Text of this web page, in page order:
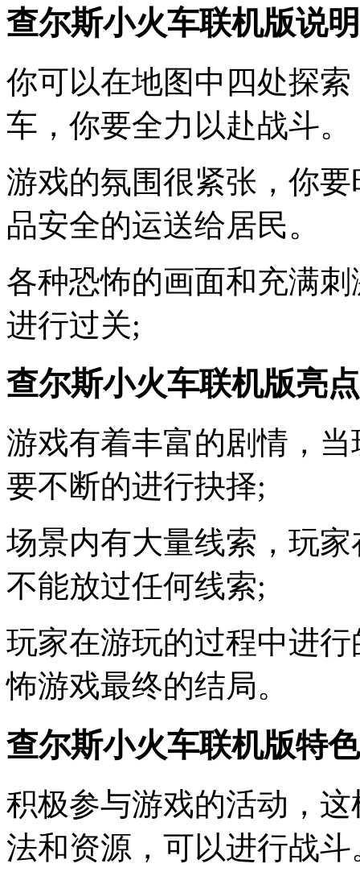
查尔斯小火车联机版说明
你可以在地图中四处探
车，你要全力以赴战斗。
游戏的氛围很紧张，你
品安全的运送给居民。
各种恐怖的画面和充满
进行过关;
查尔斯小火车联机版亮点
游戏有着丰富的剧情，
要不断的进行抉择;
场景内有大量线索，玩
不能放过任何线索;
玩家在游玩的过程中进
怖游戏最终的结局。
查尔斯小火车联机版特色
积极参与游戏的活动，
法和资源，可以进行战斗